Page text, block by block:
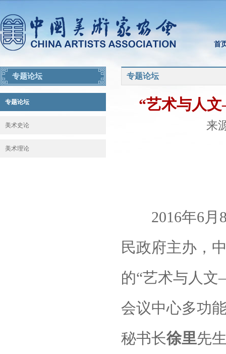
首
专题论坛
专题论坛
美术史论
美术理论
专题论坛
“艺术与人
来
2016年6月
民政府主办，
的“艺术与人
会议中心多功
秘书长徐里先